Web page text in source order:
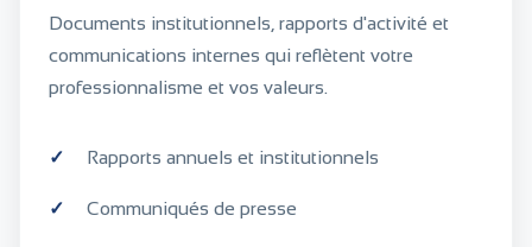
Documents institutionnels, rapports d'activité et
communications internes qui reflètent votre
professionnalisme et vos valeurs.
Rapports annuels et institutionnels
Communiqués de presse